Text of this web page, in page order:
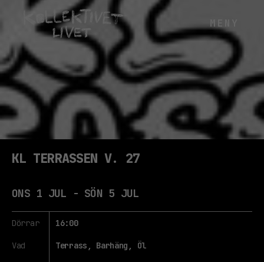
KL TERRASSEN V. 27
ONS 1 JUL - SÖN 5 JUL
Dörrar 16:00
Vad Terrass, Barhäng, Öl